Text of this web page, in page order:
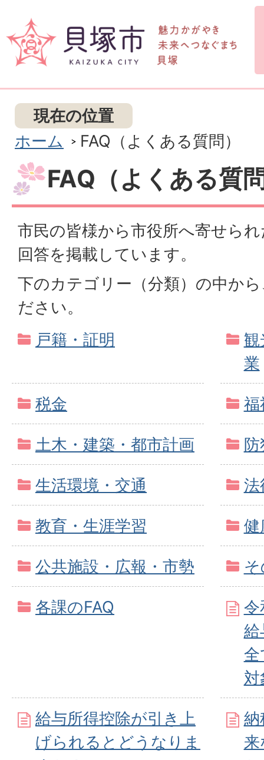
現在の位置
ホーム
FAQ（よくある質問）
FAQ（よくある質
市民の皆様から市役所へ寄せら
回答を掲載しています。
下のカテゴリー（分類）の中か
ださい。
戸籍・証明
観
業
税金 福
土木・建築・都市計画
生活環境・交通 法
教育・生涯学習 健
公共施設・広報・市勢
各課のFAQ
令
給
全
給与所得控除が引き上
げられるとどうなりま
納